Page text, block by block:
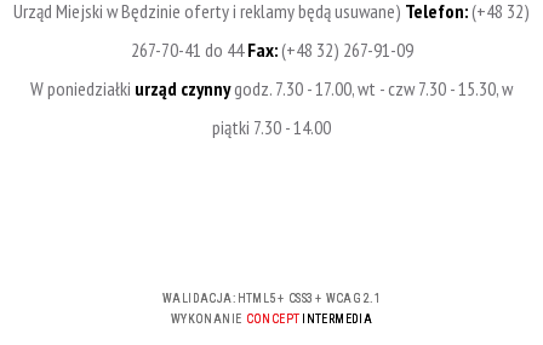
Urząd Miejski w Będzinie oferty i reklamy będą usuwane) Telefon:(+48 32)
267-70-41 do 44Fax:(+48 32) 267-91-09
W poniedziałki urząd czynnygodz. 7.30 - 17.00, wt - czw 7.30 - 15.30, w
piątki 7.30 - 14.00
WALIDACJA: HTML5+ CSS3 + WCAG 2.1
WYKONANIE CONCEPT INTERMEDIA